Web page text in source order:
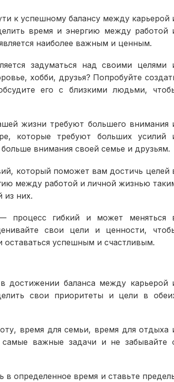
к успешному балансу между карьерой
время и энергию между работой
наиболее важным и ценным.
задуматься над своими целями
хобби, друзья? Попробуйте
его с близкими людьми,
жизни требуют большего внимания
которые требуют больших усилий
внимания своей семье и друзьям.
который поможет вам достичь целей
между работой и личной жизнью
из них.
процесс гибкий и может меняться
свои цели и ценности,
успешным и счастливым.
достижении баланса между карьерой
свои приоритеты и цели в
время для семьи, время для отдыха
самые важные задачи и не забывайте
в определенное время и ставьте